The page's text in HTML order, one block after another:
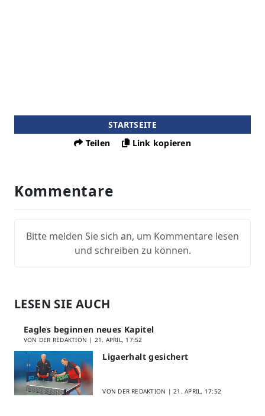
STARTSEITE
Teilen
Link kopieren
Kommentare
Bitte melden Sie sich an, um Kommentare lesen
und schreiben zu können.
LESEN SIE AUCH
Eagles beginnen neues Kapitel
VON DER REDAKTION | 21. APRIL, 17:52
Ligaerhalt gesichert
VON DER REDAKTION |21. APRIL, 17:52